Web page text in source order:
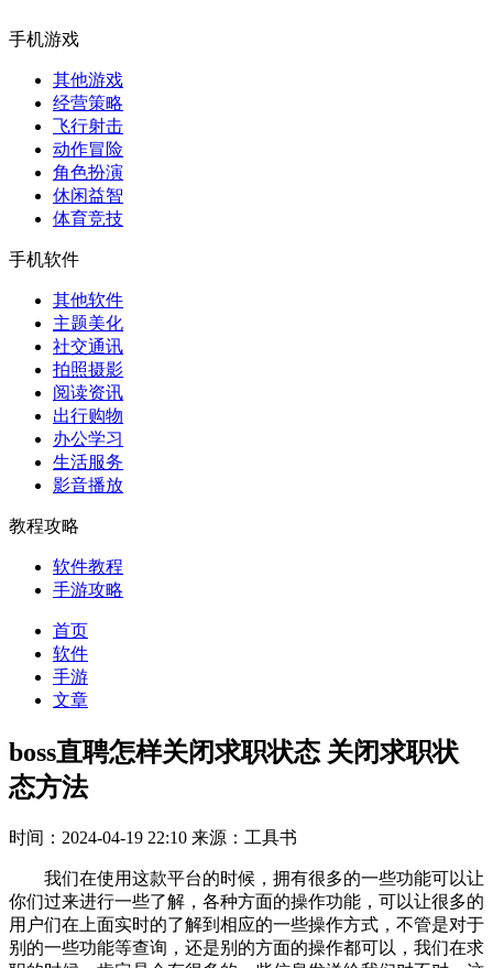
手机游戏
其他游戏
经营策略
飞行射击
动作冒险
角色扮演
休闲益智
体育竞技
手机软件
其他软件
主题美化
社交通讯
拍照摄影
阅读资讯
出行购物
办公学习
生活服务
影音播放
教程攻略
软件教程
手游攻略
首页
软件
手游
文章
boss直聘怎样关闭求职状态 关闭求职状
态方法
时间：2024-04-19 22:10 来源：工具书
我们在使用这款平台的时候，拥有很多的一些功能可以让
你们过来进行一些了解，各种方面的操作功能，可以让很多的
用户们在上面实时的了解到相应的一些操作方式，不管是对于
别的一些功能等查询，还是别的方面的操作都可以，我们在求